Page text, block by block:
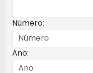
Número:
Ano: